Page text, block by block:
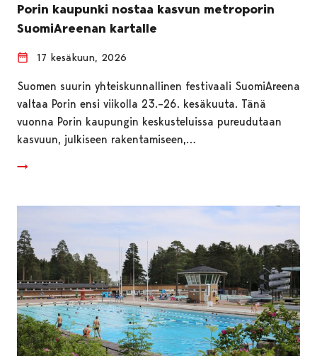
Porin kaupunki nostaa kasvun metroporin
SuomiAreenan kartalle
17 kesäkuun, 2026
Suomen suurin yhteiskunnallinen festivaali SuomiAreena
valtaa Porin ensi viikolla 23.–26. kesäkuuta. Tänä
vuonna Porin kaupungin keskusteluissa pureudutaan
kasvuun, julkiseen rakentamiseen,…